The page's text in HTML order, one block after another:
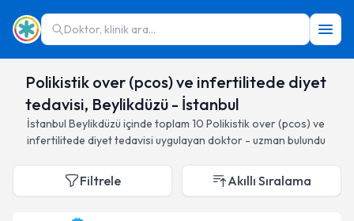
Doktor, klinik ara...
Polikistik over (pcos) ve infertilitede diyet
tedavisi, Beylikdüzü - İstanbul
İstanbul Beylikdüzü içinde toplam 10 Polikistik over (pcos) ve
infertilitede diyet tedavisi uygulayan doktor - uzman bulundu
Filtrele Akıllı Sıralama